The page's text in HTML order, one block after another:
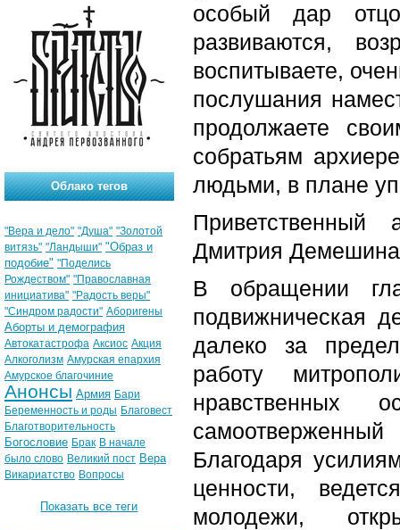
особый дар
развиваются,
воспитываете,
послушания
продолжаете
собратьям
людьми, в плане
Приветственный
Дмитрия Демешина
В обращении
подвижническая
далеко за
работу
нравственных
Благодаря
ценности,
молодежи,
Облако тегов
"Вера и дело" "Душа" "Золотой
витязь" "Ландыши" "Образ и
подобие" "Поделись
Рождеством" "Православная
инициатива" "Радость веры"
"Синдром радости" Аборигены
Аборты и демография
Автокатастрофа Аксиос Акция
Алкоголизм Амурская епархия
Амурское благочиние
Анонсы Армия Бари
Беременность и роды Благовест
Благотворительность
Богословие Брак В начале
было слово Великий пост Вера
Викариатство Вопросы
Показать все теги